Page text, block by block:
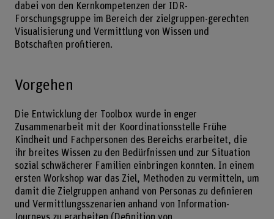
dabei von den Kernkompetenzen der IDR-
Forschungsgruppe im Bereich der zielgruppen-gerechten
Visualisierung und Vermittlung von Wissen und
Botschaften profitieren.
Vorgehen
Die Entwicklung der Toolbox wurde in enger
Zusammenarbeit mit der Koordinationsstelle Frühe
Kindheit und Fachpersonen des Bereichs erarbeitet, die
ihr breites Wissen zu den Bedürfnissen und zur Situation
sozial schwächerer Familien einbringen konnten. In einem
ersten Workshop war das Ziel, Methoden zu vermitteln, um
damit die Zielgruppen anhand von Personas zu definieren
und Vermittlungsszenarien anhand von Information-
Journeys zu erarbeiten (Definition von